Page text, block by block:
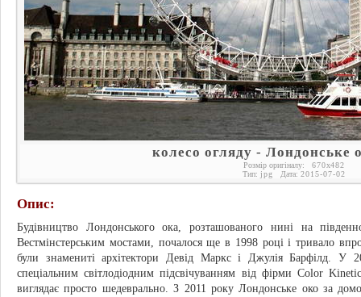
колесо огляду - Лондонське
Розмір оригіналу: 670x482
Тип: jpg Дата: 2015-07-02
Опис:
Будівництво Лондонського ока, розташованого нині на
Вестмінстерським мостами, почалося ще в 1998 році і тривало
були знамениті архітектори Девід Маркс і Джулія Барфілд. У
спеціальним світлодіодним підсвічуванням від фірми Color
виглядає просто шедеврально. З 2011 року Лондонське око за